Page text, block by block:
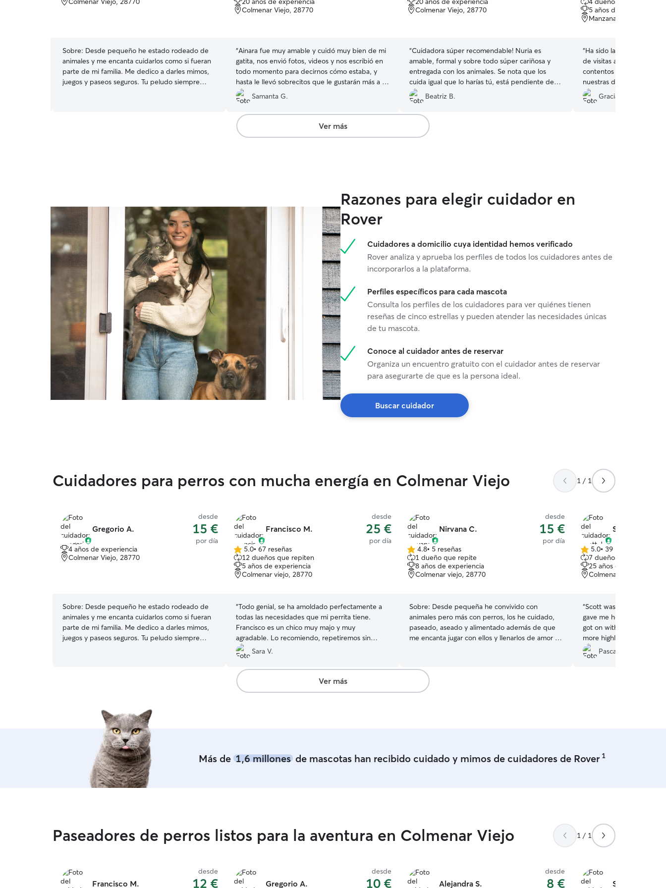
Sobre: Desde pequeño he estado rodeado de
animales y me encanta cuidarlos como si fueran
parte de mi familia. Me dedico a darles mimos,
juegos y paseos seguros. Tu peludo siempre
compañero peludo siempre esté protegido y
cómodo
de
5
Colmenar Viejo, 28770
“Ainara fue muy amable y cuidó muy bien de mi
gatita, nos envió fotos, videos y nos escribió en
todo momento para decirnos cómo estaba, y
hasta le llevó sobrecitos que le gustarán más a mi
gatita. Todo genial, muy recomendable, gracias
Ainara!
Samanta G.
de
5
Colmenar Viejo, 28770
“Cuidadora súper recomendable! Nuria es
amable, formal y sobre todo súper cariñosa y
entregada con los animales. Se nota que los
cuida igual que lo harías tú, está pendiente de
cualquier detalle y es una persona cercana. No
tengo dudas en que repetiré! Phoebe ha pasado
unos días geniales teniéndola a ella ❤️?
Beatriz B.
de
5
estrellas
5 años de experiencia
Manzanares el Real,
“Ha sido la primera vez
de visitas a domicilio y no
contentos con el
nuestras dos gatas como
dado mucha seguridad y
recomendable, nosotros
Gracia P.
Ver más
Razones para elegir cuidador en
Rover
Cuidadores a domicilio cuya identidad hemos verificado
Rover analiza y aprueba los perfiles de todos los cuidadores antes de
incorporarlos a la plataforma.
Perfiles específicos para cada mascota
Consulta los perfiles de los cuidadores para ver quiénes tienen
reseñas de cinco estrellas y pueden atender las necesidades únicas
de tu mascota.
Conoce al cuidador antes de reservar
Organiza un encuentro gratuito con el cuidador antes de reservar
para asegurarte de que es la persona ideal.
Buscar cuidador
Cuidadores para perros con mucha energía en Colmenar Viejo 1 / 1
Gregorio A.
desde
15 €
por día
4 años de experiencia
Colmenar Viejo, 28770
Sobre: Desde pequeño he estado rodeado de
animales y me encanta cuidarlos como si fueran
parte de mi familia. Me dedico a darles mimos,
juegos y paseos seguros. Tu peludo siempre
tranquilo y seguro. Estoy siempre atento,
respetando sus rutinas y necesidades. Ya sea en
mi casa o en la tuya, estará cuidado como uno
más de la familia soy muy cuidadoso con las
puertas, la higiene y el bienestar, para que tu
compañero peludo siempre esté protegido y
Francisco M.
desde
25 €
por día
5.0
de
5
estrellas
5.0• 67 reseñas
12 dueños que repiten
5 años de experiencia
Colmenar viejo, 28770
“Todo genial, se ha amoldado perfectamente a
todas las necesidades que mi perrita tiene.
Francisco es un chico muy majo y muy
agradable. Lo recomiendo, repetiremos sin
duda. Muchas gracias :)
Sara V.
Nirvana C.
desde
15 €
por día
4.8
de
5
estrellas
4.8• 5 reseñas
1 dueño que repite
8 años de experiencia
Colmenar viejo, 28770
Sobre: Desde pequeña he convivido con
animales pero más con perros, los he cuidado,
paseado, aseado y alimentado además de que
me encanta jugar con ellos y llenarlos de amor y
tres horas máximo así que tengo todo el tiempo
libre para poder jugar, cuidar y convivir con sus
mascotas. Tengo un piso donde podrá estar
Scott J.
5.0
de
5
estrellas
5.0• 39 reseñas
7 dueños que repiten
25 años de experiencia
Colmenar Viejo,
“Scott was responsive,
gave me helpful advice
got on with his pupper.
more highly - your animal
Pascal D.
Ver más
Más de 1,6 millonesde mascotas han recibido cuidado y mimos de cuidadores de Rover 1
Paseadores de perros listos para la aventura en Colmenar Viejo 1 / 1
Francisco M.
desde
12 € Gregorio A.
desde
10 € Alejandra S.
desde
8 € Susana B.